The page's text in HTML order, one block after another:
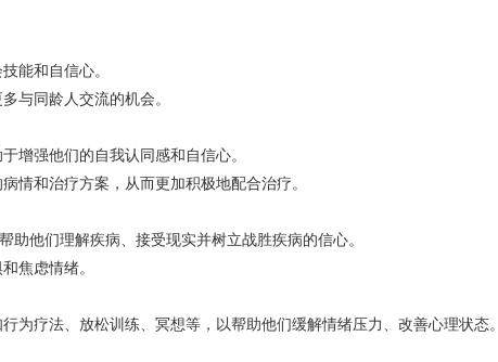
能和自信心。
与同龄人交流的机会。
增强他们的自我认同感和自信心。
情和治疗方案，从而更加积极地配合治疗。
他们理解疾病、接受现实并树立战胜疾病的信心。
焦虑情绪。
为疗法、放松训练、冥想等，以帮助他们缓解情绪压力、改善心理状态。